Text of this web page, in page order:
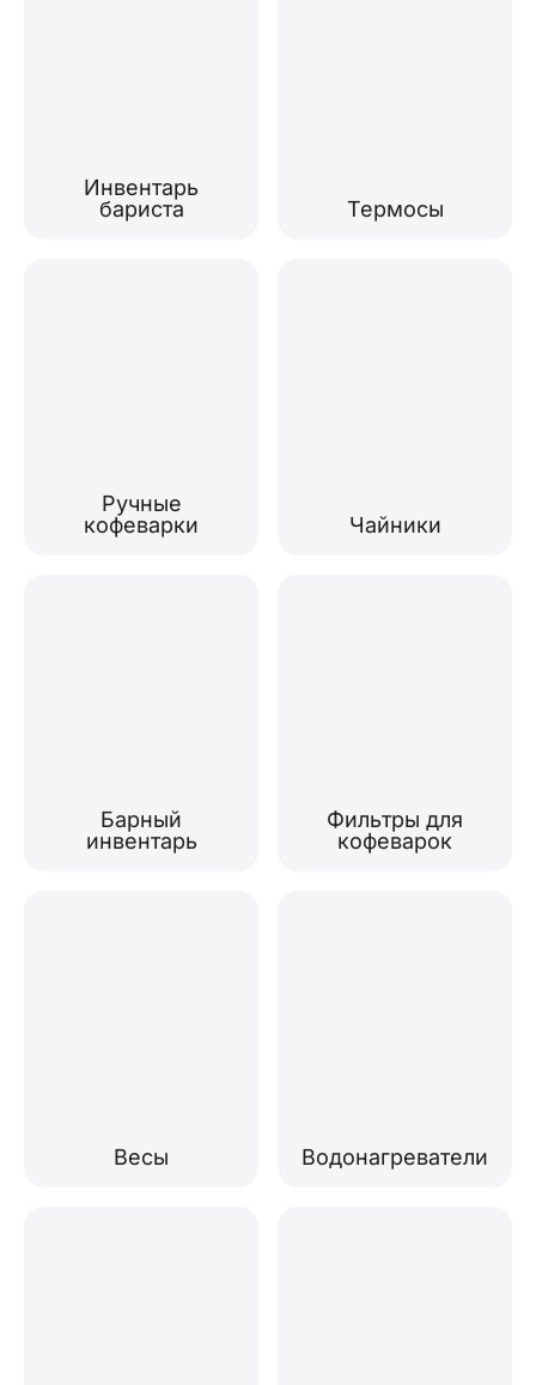
Инвентарь
бариста
Термосы
Ручные
кофеварки
Чайники
Барный
инвентарь
Фильтры для
кофеварок
Весы Водонагреватели